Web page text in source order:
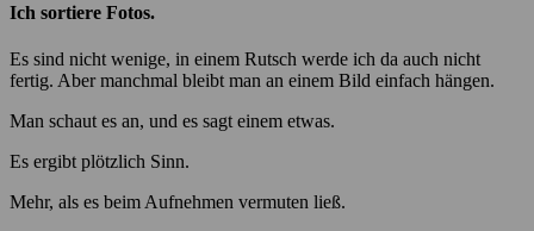
Ich sortiere Fotos.
Es sind nicht wenige, in einem Rutsch werde ich da auch nicht
fertig. Aber manchmal bleibt man an einem Bild einfach hängen.
Man schaut es an, und es sagt einem etwas.
Es ergibt plötzlich Sinn.
Mehr, als es beim Aufnehmen vermuten ließ.